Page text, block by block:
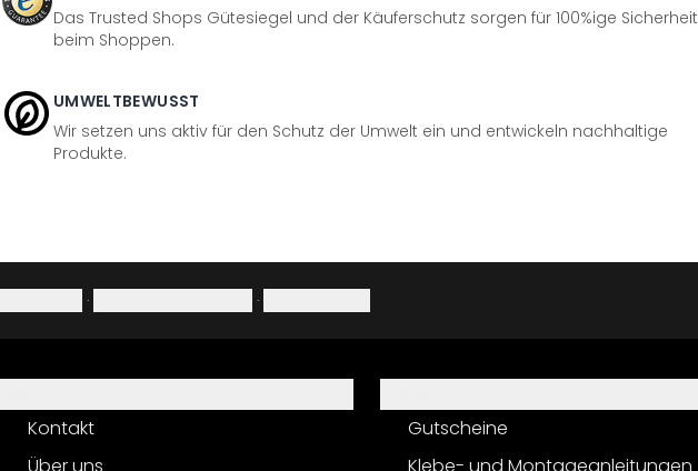
Das Trusted Shops Gütesiegel und der Käuferschutz sorgen für 100%ige Sicherheit
beim Shoppen.
UMWELTBEWUSST
Wir setzen uns aktiv für den Schutz der Umwelt ein und entwickeln nachhaltige
Produkte.
· ·
Kontakt
Gutscheine